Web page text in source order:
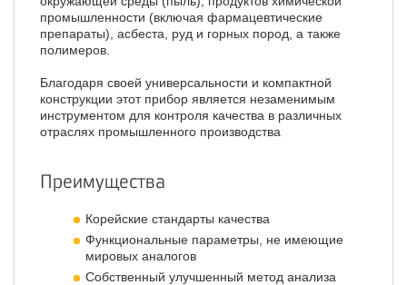
промышленности (включая фармацевтические
препараты), асбеста, руд и горных пород, а также
полимеров.
Благодаря своей универсальности и компактной
конструкции этот прибор является незаменимым
инструментом для контроля качества в различных
отраслях промышленного производства
Преимущества
Корейские стандарты качества
Функциональные параметры, не имеющие
мировых аналогов
Собственный улучшенный метод анализа